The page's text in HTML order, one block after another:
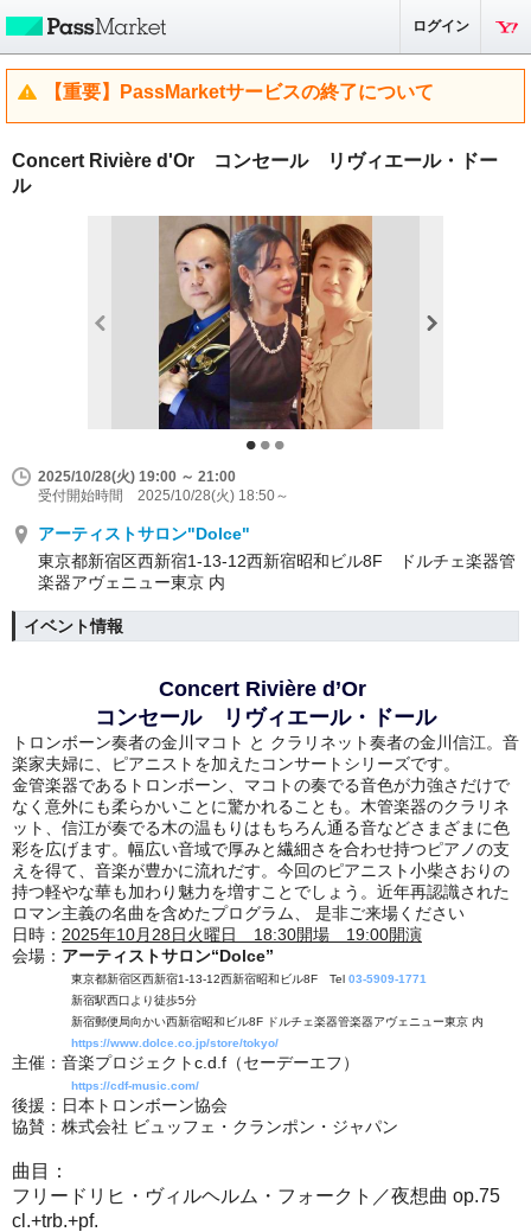
ログイン
【重要】PassMarketサービスの終了について
Concert Rivière d'Or コンセール リヴィエール・ドー
ル
2025/10/28(火) 19:00 ～ 21:00
受付開始時間 2025/10/28(火) 18:50～
アーティストサロン"Dolce"
東京都新宿区西新宿1-13-12西新宿昭和ビル8F ドルチェ楽器管
楽器アヴェニュー東京 内
イベント情報
Concert Rivière d’Or
コンセール リヴィエール・ドール
トロンボーン奏者の金川マコト と クラリネット奏者の金川信江。音
楽家夫婦に、ピアニストを加えたコンサートシリーズです。
金管楽器であるトロンボーン、マコトの奏でる音色が力強さだけで
なく意外にも柔らかいことに驚かれることも。木管楽器のクラリネ
ット、信江が奏でる木の温もりはもちろん通る音などさまざまに色
彩を広げます。幅広い音域で厚みと繊細さを合わせ持つピアノの支
えを得て、音楽が豊かに流れだす。今回のピアニスト小柴さおりの
持つ軽やな華も加わり魅力を増すことでしょう。近年再認識された
ロマン主義の名曲を含めたプログラム、 是非ご来場ください
日時： 2025年10月28日火曜日 18:30開場 19:00開演
会場： アーティストサロン“Dolce”
東京都新宿区西新宿1-13-12西新宿昭和ビル8F Tel 03-5909-1771
新宿駅西口より徒歩5分
新宿郵便局向かい西新宿昭和ビル8F ドルチェ楽器管楽器アヴェニュー東京 内
https://www.dolce.co.jp/store/tokyo/
主催：音楽プロジェクトc.d.f（セーデーエフ）
https://cdf-music.com/
後援：日本トロンボーン協会
協賛：株式会社 ビュッフェ・クランポン・ジャパン
曲目：
フリードリヒ・ヴィルヘルム・フォークト／夜想曲 op.75
cl.+trb.+pf.